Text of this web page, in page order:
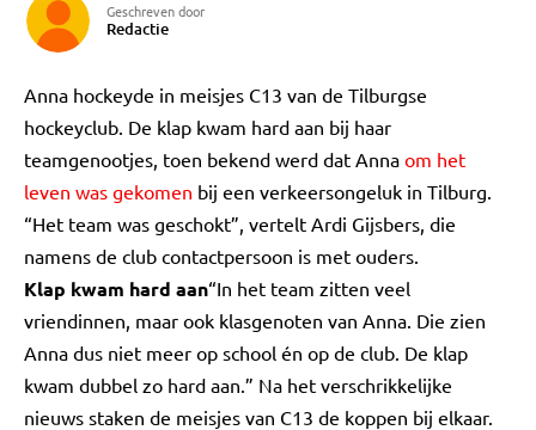
Geschreven door
Redactie
Anna hockeyde in meisjes C13 van de Tilburgse
hockeyclub. De klap kwam hard aan bij haar
teamgenootjes, toen bekend werd dat Anna om het
leven was gekomen bij een verkeersongeluk in Tilburg.
“Het team was geschokt”, vertelt Ardi Gijsbers, die
namens de club contactpersoon is met ouders.
Klap kwam hard aan“In het team zitten veel
vriendinnen, maar ook klasgenoten van Anna. Die zien
Anna dus niet meer op school én op de club. De klap
kwam dubbel zo hard aan.” Na het verschrikkelijke
nieuws staken de meisjes van C13 de koppen bij elkaar.